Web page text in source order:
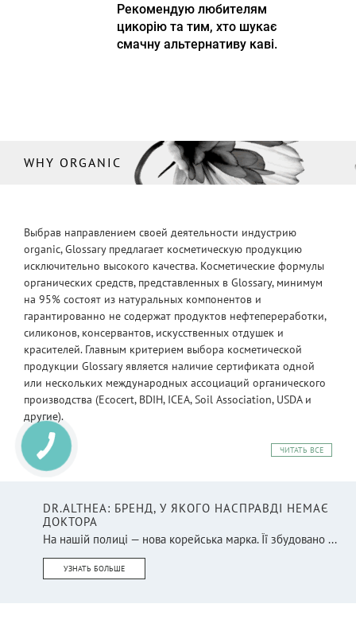
Рекомендую любителям
цикорію та тим, хто шукає
смачну альтернативу каві.
WHY ORGANIC
Выбрав направлением своей деятельности индустрию
organic, Glossary предлагает косметическую продукцию
исключительно высокого качества. Косметические формулы
органических средств, представленных в Glossary, минимум
на 95% состоят из натуральных компонентов и
гарантированно не содержат продуктов нефтепереработки,
силиконов, консервантов, искусственных отдушек и
красителей. Главным критерием выбора косметической
продукции Glossary является наличие сертификата одной
или нескольких международных ассоциаций органического
производства (Ecocert, BDIH, ICEA, Soil Association, USDA и
другие).
ЧИТАТЬ ВСЕ
DR.ALTHEA: БРЕНД, У ЯКОГО НАСПРАВДІ НЕМАЄ
ДОКТОРА
На нашій полиці — нова корейська марка. Її збудовано ...
УЗНАТЬ БОЛЬШЕ